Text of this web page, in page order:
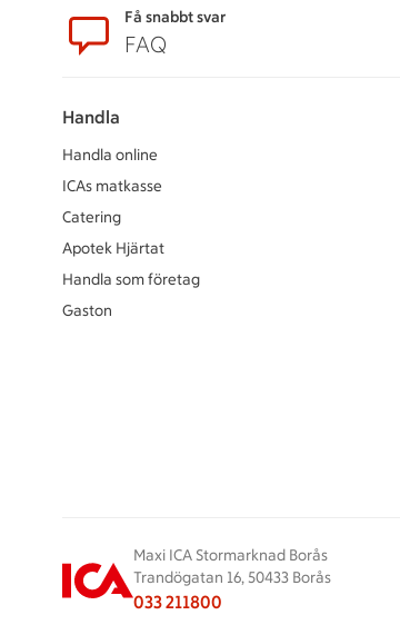
SidfotFå snabbt svar
FAQ
Handla
Handla online
ICAs matkasse
Catering
Apotek Hjärtat
Handla som företag
Gaston
Maxi ICA Stormarknad Borås
Trandögatan 16, 50433 Borås
033 211800